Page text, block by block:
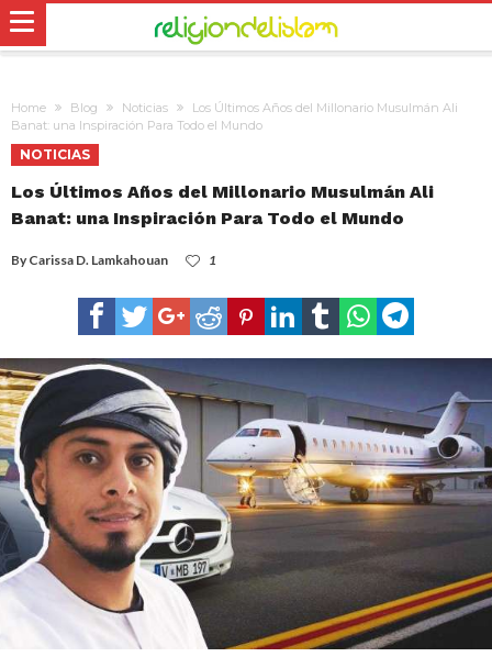
Home Blog Noticias
Los Últimos Años del Millonario Musulmán Ali
Banat: una Inspiración Para Todo el Mundo
NOTICIAS
Los Últimos Años del Millonario Musulmán Ali
Banat: una Inspiración Para Todo el Mundo
By Carissa D. Lamkahouan 1